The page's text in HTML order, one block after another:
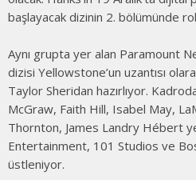
başlayacak dizinin 2. bölümünde rol
Aynı grupta yer alan Paramount
dizisi Yellowstone’un uzantısı
Taylor Sheridan hazırlıyor.
McGraw, Faith Hill, Isabel May,
Thornton, James Landry Hébert
Entertainment, 101 Studios ve
üstleniyor.